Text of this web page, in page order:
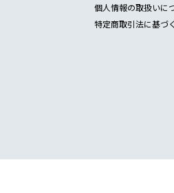
個人情報の取扱いに
特定商取引法に基づ